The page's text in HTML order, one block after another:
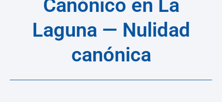
Canónico en La
Laguna — Nulidad
canónica